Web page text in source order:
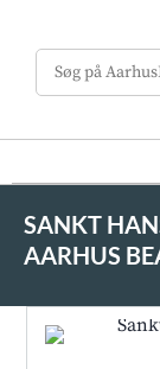
SANKT
AARHUS